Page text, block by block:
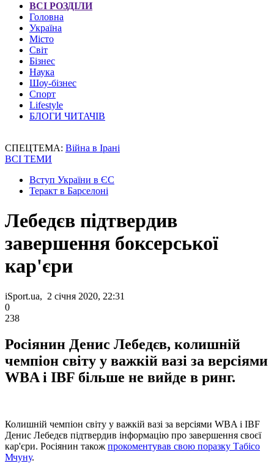
ВСІ РОЗДІЛИ
Головна
Україна
Місто
Світ
Бізнес
Наука
Шоу-бізнес
Спорт
Lifestyle
БЛОГИ ЧИТАЧІВ
СПЕЦТЕМА: Війна в Ірані
ВСІ ТЕМИ
Вступ України в ЄС
Теракт в Барселоні
Лебедєв підтвердив
завершення боксерської
кар'єри
iSport.ua, 2 січня 2020, 22:31
0
238
Росіянин Денис Лебедєв, колишній
чемпіон світу у важкій вазі за версіями
WBA і IBF більше не вийде в ринг.
Колишній чемпіон світу у важкій вазі за версіями WBA і IBF
Денис Лебедєв підтвердив інформацію про завершення своєї
кар'єри. Росіянин також прокоментував свою поразку Табісо
Мчуну.